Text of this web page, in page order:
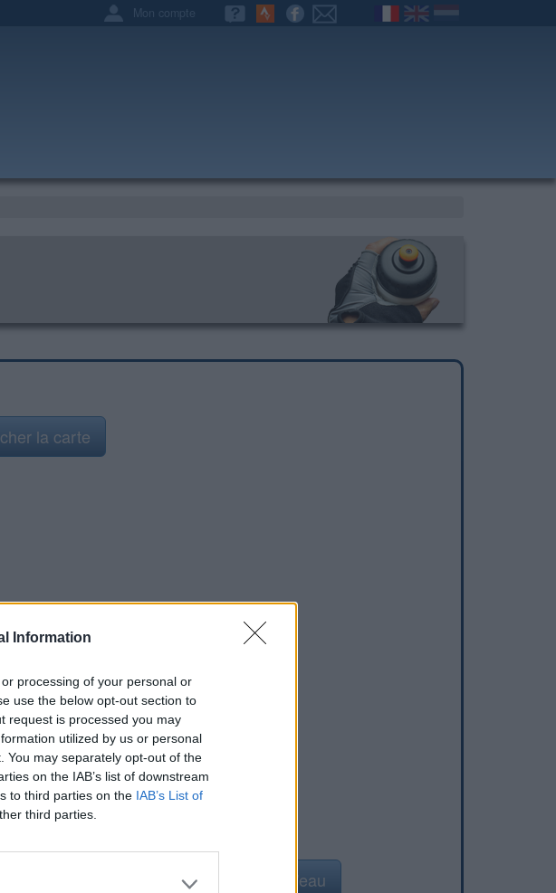
Information
processing of your personal or
use the below opt-out section to
request is processed you may
utilized by us or personal
You may separately opt-out of the
on the IAB’s list of downstream
to third parties on the IAB’s List of
third parties.
Mon compte
la carte
Ajouter un point d'eau